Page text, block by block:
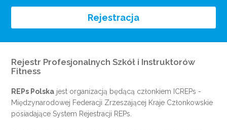
Rejestracja
Rejestr Profesjonalnych Szkół i Instruktorów
Fitness
REPs Polska jest organizacją będącą członkiem ICREPs -
Międzynarodowej Federacji Zrzeszającej Kraje Członkowskie
posiadające System Rejestracji REPs.